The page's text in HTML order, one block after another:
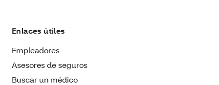
Enlaces útiles
Empleadores
Asesores de seguros
Buscar un médico